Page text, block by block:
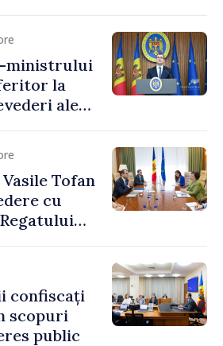
și o
ministrului
la
ale
Tofan
cu
Fern
confiscați
scopuri
public